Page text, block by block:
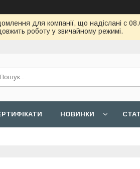
для компанії, що надіслані с
роботу у звичайному режимі.
НОВИНКИ